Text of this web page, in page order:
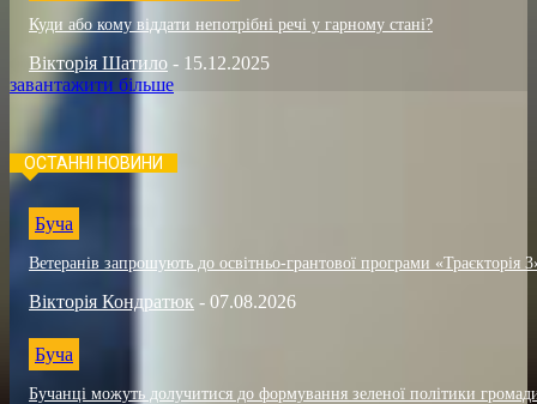
Куди або кому віддати непотрібні речі у гарному стані?
Вікторія Шатило - 15.12.2025
завантажити більше
ОСТАННІ НОВИНИ
Буча
Ветеранів запрошують до освітньо-грантової програми «Траєкторія
Вікторія Кондратюк - 07.08.2026
Буча
Бучанці можуть долучитися до формування зеленої політики